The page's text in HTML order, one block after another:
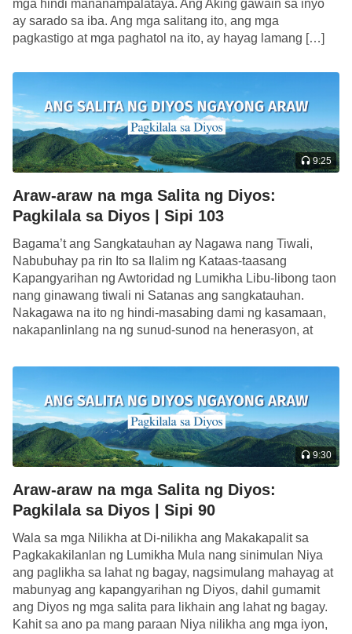
nang banggitin pa ang sinadyang pagtakas ng mga
taong ito mula sa Diyos. Hindi ba nila matatanggap,
kaparusahan?
—Ang Salita, Vol. I. Ang Pagpapakita at Gawain ng Diyos.
Ang Gawain ng Diyos at ang Pagsasagawa ng Tao
mga hindi mananampalataya. Ang Aking gawain sa inyo
ay sarado sa iba. Ang mga salitang ito, ang mga
pagkastigo at mga paghatol na ito, ay hayag lamang […]
9:25
Araw-araw na mga Salita ng Diyos:
Pagkilala sa Diyos | Sipi 103
Bagama’t ang Sangkatauhan ay Nagawa nang Tiwali,
Nabubuhay pa rin Ito sa Ilalim ng Kataas-taasang
Kapangyarihan ng Awtoridad ng Lumikha Libu-libong taon
nang ginawang tiwali ni Satanas ang sangkatauhan.
Nakagawa na ito ng hindi-masabing dami ng kasamaan,
nakapanlinlang na ng sunud-sunod na henerasyon, at
Naabuso na […]
9:30
Araw-araw na mga Salita ng Diyos:
Pagkilala sa Diyos | Sipi 90
Wala sa mga Nilikha at Di-nilikha ang Makakapalit sa
Pagkakakilanlan ng Lumikha Mula nang sinimulan Niya
ang paglikha sa lahat ng bagay, nagsimulang mahayag at
mabunyag ang kapangyarihan ng Diyos, dahil gumamit
ang Diyos ng mga salita para likhain ang lahat ng bagay.
Kahit sa ano pa mang paraan Niya nilikha ang mga iyon,